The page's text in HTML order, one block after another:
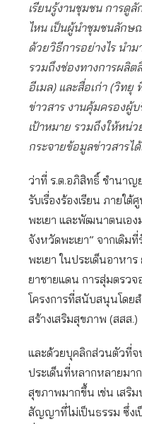
เรียนรู้งานชุมชน การดู
ไหน เป็นผู้นำชุมชนลักษ
ด้วยวิธีการอย่างไร นำ
รวมถึงช่องทางการผลิต
อีเมล) และสื่อเก่า (วิทยุ
ข่าวสาร งานคุ้มครองผู้
เป้าหมาย รวมถึงให้หน่
กระจายข้อมูลข่าวสารไ
ว่าที่ ร.ต.อภิสิทธิ์ ชำนาญ
รับเรื่องร้องเรียน ภายใ
พะเยา และพัฒนาตนเอ
จังหวัดพะเยา” จากเดิม
พะเยา ในประเด็นอาหา
ยาชายแดน การสุ่มตรวจ
โครงการที่สนับสนุนโด
สร้างเสริมสุขภาพ (สสส.)
และด้วยบุคลิกส่วนตัวที่จ
ประเด็นที่หลากหลายมา
สุขภาพมากขึ้น เช่น เสริ
สัญญาที่ไม่เป็นธรรม ซึ่ง